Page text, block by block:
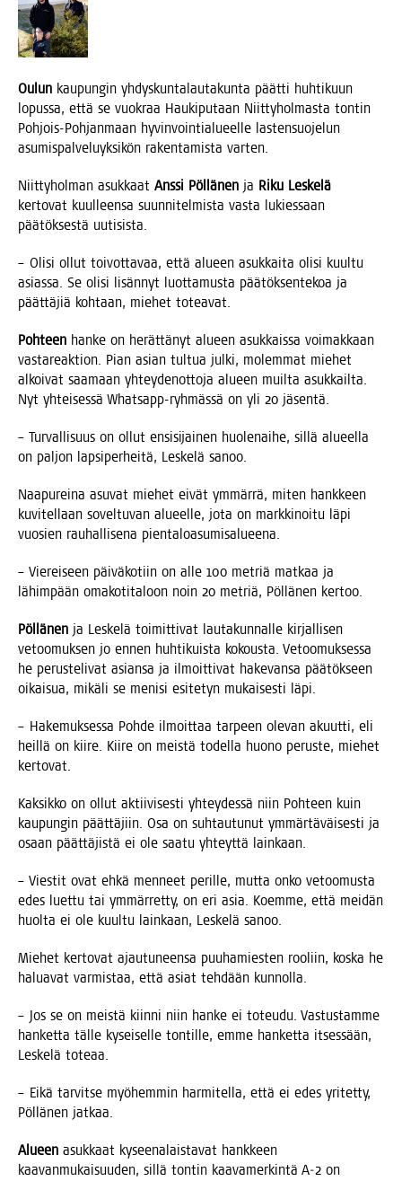
Oulun kau­pun­gin yhdys­kun­ta­lau­ta­kun­ta päät­ti huh­ti­kuun
lopus­sa, että se vuo­kraa Hau­ki­pu­taan Niit­ty­hol­mas­ta ton­tin
Poh­jois-Poh­jan­maan hyvin­voin­tia­lu­eel­le las­ten­suo­je­lun
asu­mis­pal­ve­lu­yk­si­kön raken­ta­mis­ta varten.
Niit­ty­hol­man asuk­kaat Ans­si Pöl­lä­nen ja Riku Les­ke­lä
ker­to­vat kuul­leen­sa suun­ni­tel­mis­ta vas­ta lukies­saan
pää­tök­ses­tä uutisista.
– Oli­si ollut toi­vot­ta­vaa, että alu­een asuk­kai­ta oli­si kuul­tu
asias­sa. Se oli­si lisän­nyt luot­ta­mus­ta pää­tök­sen­te­koa ja
päät­tä­jiä koh­taan, mie­het toteavat.
Poh­teen han­ke on herät­tä­nyt alu­een asuk­kais­sa voi­mak­kaan
vas­ta­reak­tion. Pian asian tul­tua jul­ki, molem­mat mie­het
alkoi­vat saa­maan yhtey­den­ot­to­ja alu­een muil­ta asuk­kail­ta.
Nyt yhtei­ses­sä What­sapp-ryh­mäs­sä on yli 20 jäsentä.
– Tur­val­li­suus on ollut ensi­si­jai­nen huo­le­nai­he, sil­lä alu­eel­la
on pal­jon lap­si­per­hei­tä, Les­ke­lä sanoo.
Naa­pu­rei­na asu­vat mie­het eivät ymmär­rä, miten hank­keen
kuvi­tel­laan sovel­tu­van alu­eel­le, jota on mark­ki­noi­tu läpi
vuo­sien rau­hal­li­se­na pientaloasumisalueena.
– Vie­rei­seen päi­vä­ko­tiin on alle 100 met­riä mat­kaa ja
lähim­pään oma­ko­ti­ta­loon noin 20 met­riä, Pöl­lä­nen kertoo.
Pöl­lä­nen ja Les­ke­lä toi­mit­ti­vat lau­ta­kun­nal­le kir­jal­li­sen
vetoo­muk­sen jo ennen huh­ti­kuis­ta kokous­ta. Vetoo­muk­ses­sa
he perus­te­li­vat asian­sa ja ilmoit­ti­vat hake­van­sa pää­tök­seen
oikai­sua, mikä­li se meni­si esi­te­tyn mukai­ses­ti läpi.
– Hake­muk­ses­sa Poh­de ilmoit­taa tar­peen ole­van akuut­ti, eli
heil­lä on kii­re. Kii­re on meis­tä todel­la huo­no perus­te, mie­het
kertovat.
Kak­sik­ko on ollut aktii­vi­ses­ti yhtey­des­sä niin Poh­teen kuin
kau­pun­gin päät­tä­jiin. Osa on suh­tau­tu­nut ymmär­tä­väi­ses­ti ja
osaan päät­tä­jis­tä ei ole saa­tu yhteyt­tä lainkaan.
– Vies­tit ovat ehkä men­neet peril­le, mut­ta onko vetoo­mus­ta
edes luet­tu tai ymmär­ret­ty, on eri asia. Koem­me, että mei­dän
huol­ta ei ole kuul­tu lain­kaan, Les­ke­lä sanoo.
Mie­het ker­to­vat ajau­tu­neen­sa puu­ha­mies­ten roo­liin, kos­ka he
halua­vat var­mis­taa, että asiat teh­dään kunnolla.
– Jos se on meis­tä kiin­ni niin han­ke ei toteu­du. Vas­tus­tam­me
han­ket­ta täl­le kysei­sel­le ton­til­le, emme han­ket­ta itses­sään,
Les­ke­lä toteaa.
– Eikä tar­vit­se myö­hem­min har­mi­tel­la, että ei edes yri­tet­ty,
Pöl­lä­nen jatkaa.
Alu­een asuk­kaat kysee­na­lais­ta­vat hank­keen
kaa­van­mu­kai­suu­den, sil­lä ton­tin kaa­va­mer­kin­tä A‑2 on